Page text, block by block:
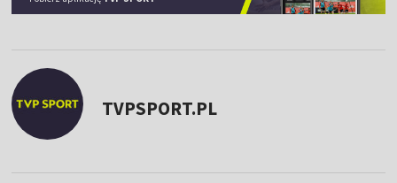
TVPSPORT.PL